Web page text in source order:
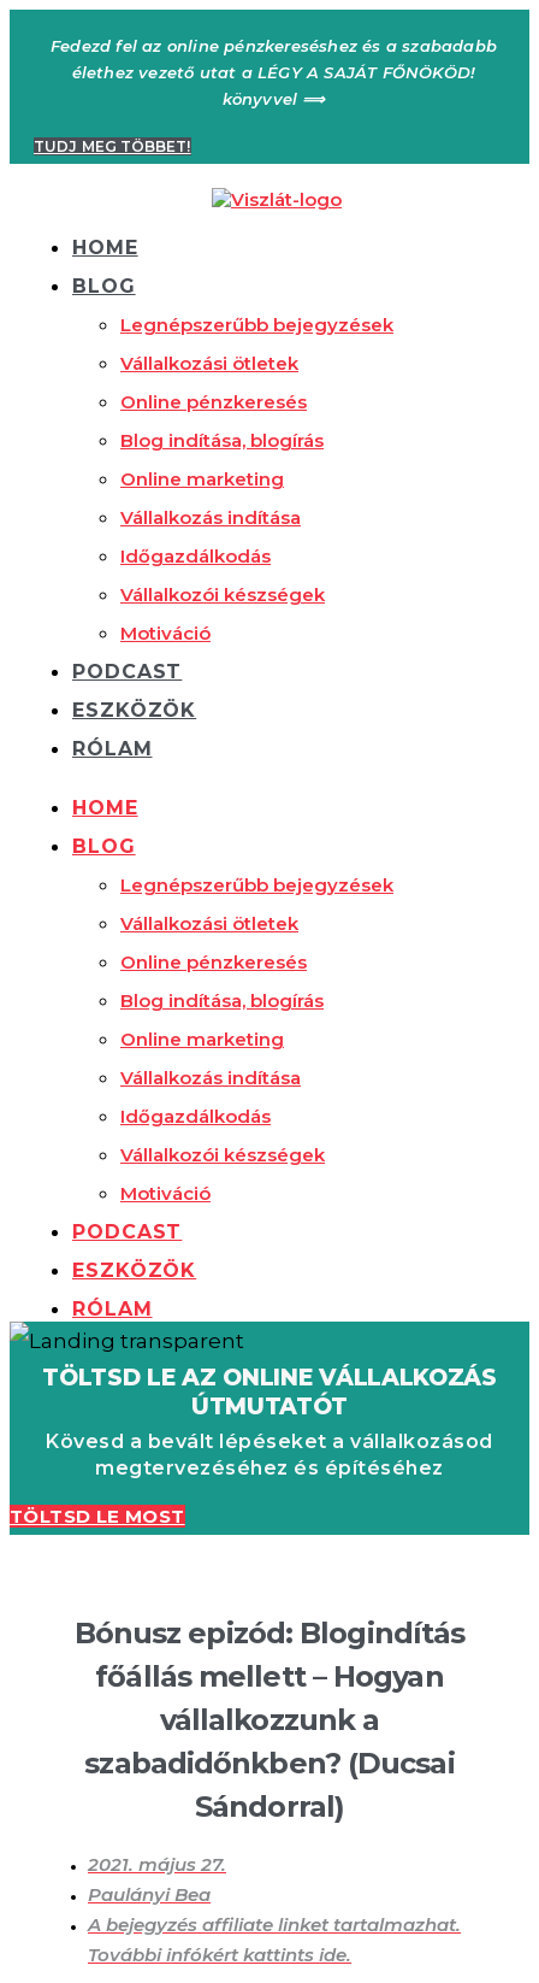
tartalomhoz
Fedezd fel az online pénzkereséshez és a szabadabb
élethez vezető utat a LÉGY A SAJÁT FŐNÖKÖD!
könyvvel ⟹
TUDJ MEG TÖBBET!
HOME
BLOG
Legnépszerűbb bejegyzések
Vállalkozási ötletek
Online pénzkeresés
Blog indítása, blogírás
Online marketing
Vállalkozás indítása
Időgazdálkodás
Vállalkozói készségek
Motiváció
PODCAST
ESZKÖZÖK
RÓLAM
HOME
BLOG
Legnépszerűbb bejegyzések
Vállalkozási ötletek
Online pénzkeresés
Blog indítása, blogírás
Online marketing
Vállalkozás indítása
Időgazdálkodás
Vállalkozói készségek
Motiváció
PODCAST
ESZKÖZÖK
RÓLAM
TÖLTSD LE AZ ONLINE VÁLLALKOZÁS
ÚTMUTATÓT
Kövesd a bevált lépéseket a vállalkozásod
megtervezéséhez és építéséhez
TÖLTSD LE MOST
Bónusz epizód: Blogindítás
főállás mellett – Hogyan
vállalkozzunk a
szabadidőnkben? (Ducsai
Sándorral)
2021. május 27.
Paulányi Bea
A bejegyzés affiliate linket tartalmazhat.
További infókért kattints ide.